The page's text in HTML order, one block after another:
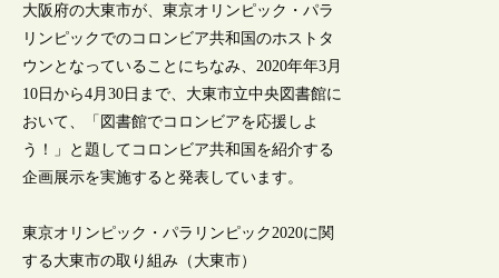
大阪府の大東市が、東京オリンピック・パラ
リンピックでのコロンビア共和国のホストタ
ウンとなっていることにちなみ、2020年年3月
10日から4月30日まで、大東市立中央図書館に
おいて、「図書館でコロンビアを応援しよ
う！」と題してコロンビア共和国を紹介する
企画展示を実施すると発表しています。
東京オリンピック・パラリンピック2020に関
する大東市の取り組み（大東市）